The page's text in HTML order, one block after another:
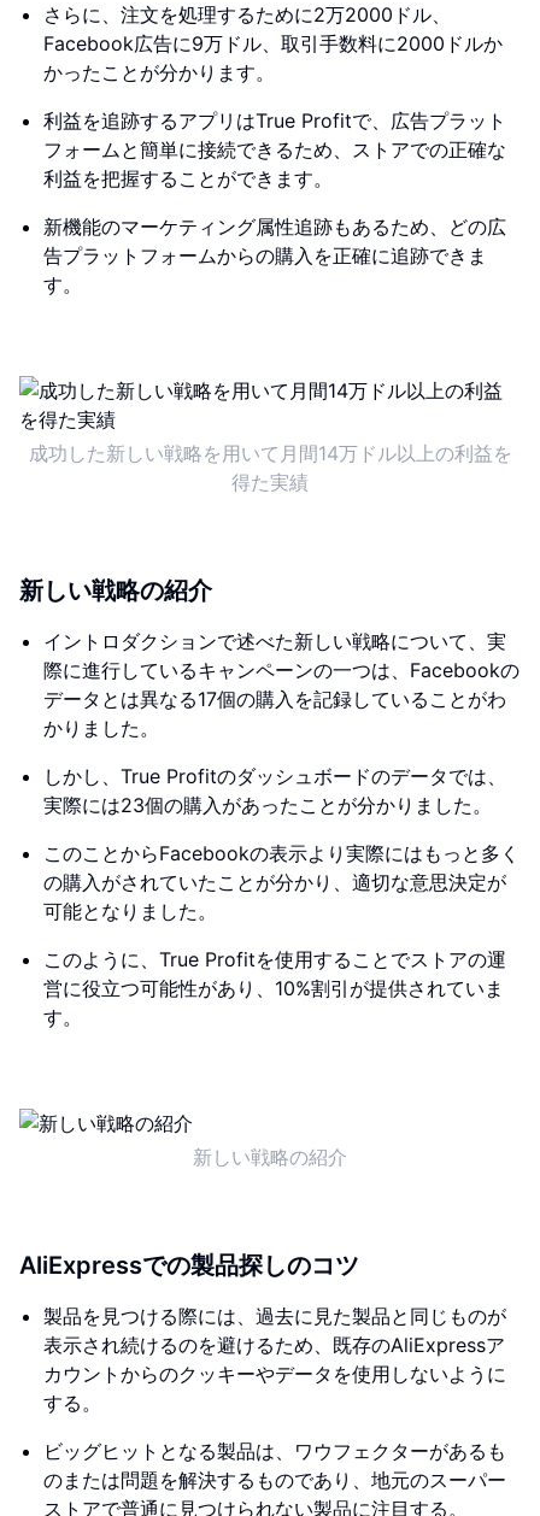
さらに、注文を処理するために2万2000ドル、
Facebook広告に9万ドル、取引手数料に2000ドルか
かったことが分かります。
利益を追跡するアプリはTrue Profitで、広告プラット
フォームと簡単に接続できるため、ストアでの正確な
利益を把握することができます。
新機能のマーケティング属性追跡もあるため、どの広
告プラットフォームからの購入を正確に追跡できま
す。
成功した新しい戦略を用いて月間14万ドル以上の利益を
得た実績
新しい戦略の紹介
イントロダクションで述べた新しい戦略について、実
際に進行しているキャンペーンの一つは、Facebookの
データとは異なる17個の購入を記録していることがわ
かりました。
しかし、True Profitのダッシュボードのデータでは、
実際には23個の購入があったことが分かりました。
このことからFacebookの表示より実際にはもっと多く
の購入がされていたことが分かり、適切な意思決定が
可能となりました。
このように、True Profitを使用することでストアの運
営に役立つ可能性があり、10%割引が提供されていま
す。
新しい戦略の紹介
AliExpressでの製品探しのコツ
製品を見つける際には、過去に見た製品と同じものが
表示され続けるのを避けるため、既存のAliExpressア
カウントからのクッキーやデータを使用しないように
する。
ビッグヒットとなる製品は、ワウフェクターがあるも
のまたは問題を解決するものであり、地元のスーパー
ストアで普通に見つけられない製品に注目する。